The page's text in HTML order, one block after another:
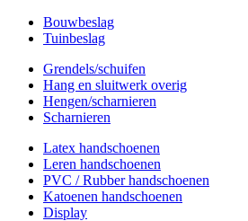
Bouwbeslag
Tuinbeslag
Grendels/schuifen
Hang en sluitwerk overig
Hengen/scharnieren
Scharnieren
Latex handschoenen
Leren handschoenen
PVC / Rubber handschoenen
Katoenen handschoenen
Display